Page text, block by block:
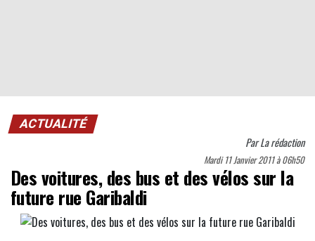
ACTUALITÉ
ParLa rédaction
Mardi 11 Janvier 2011 à 06h50
Des voitures, des bus et des vélos sur la
future rue Garibaldi